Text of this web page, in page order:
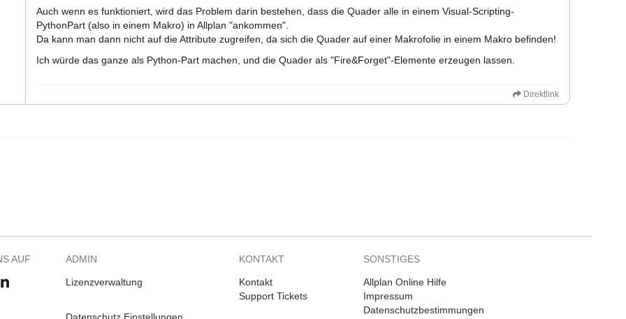
Auch wenn es funktioniert, wird das Problem darin bestehen, dass die Quader alle in einem Visual-Scripting-
PythonPart (also in einem Makro) in Allplan "ankommen".
Da kann man dann nicht auf die Attribute zugreifen, da sich die Quader auf einer Makrofolie in einem Makro befinden!
Ich würde das ganze als Python-Part machen, und die Quader als "Fire&Forget"-Elemente erzeugen lassen.
Direktlink
AUF ADMIN
Lizenzverwaltung
KONTAKT
Kontakt
Support Tickets
SONSTIGES
Allplan Online Hilfe
Impressum
Datenschutzbestimmungen